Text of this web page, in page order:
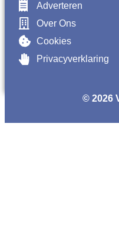
Adverteren
Over Ons
Cookies
Privacyverklaring
© 2026